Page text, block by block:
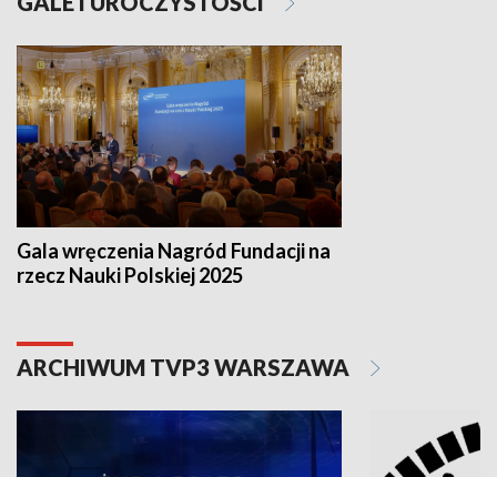
Gala wręczenia Nagród Fundacji na
rzecz Nauki Polskiej 2025
ARCHIWUM TVP3 WARSZAWA